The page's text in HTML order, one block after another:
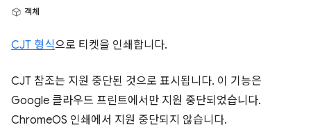
객체
CJT 형식으로 티켓을 인쇄합니다.
CJT 참조는 지원 중단된 것으로 표시됩니다. 이 기능은
Google 클라우드 프린트에서만 지원 중단되었습니다.
ChromeOS 인쇄에서 지원 중단되지 않습니다.